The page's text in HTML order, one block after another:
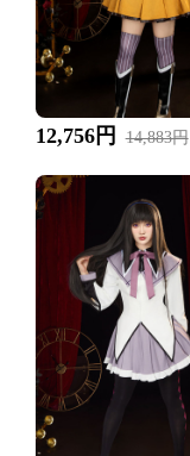
12,756円 14,883円